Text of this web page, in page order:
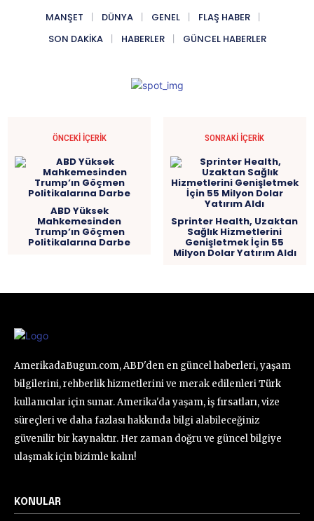
MANŞET DÜNYA GENEL
FLAŞ HABER
SON DAKIKA
HABERLER GÜNCEL HABERLER
ÖNCEKI İÇERIK
ABD Yüksek
Mahkemesinden
Trump’ın Göçmen
Politikalarına Darbe
SONRAKI İÇERIK
Sprinter Health, Uzaktan
Sağlık Hizmetlerini
Genişletmek İçin 55
Milyon Dolar Yatırım Aldı
AmerikadaBugun.com, ABD'den en güncel haberleri, yaşam
bilgilerini, rehberlik hizmetlerini ve merak edilenleri Türk
kullanıcılar için sunar. Amerika'da yaşam, iş fırsatları, vize
süreçleri ve daha fazlası hakkında bilgi alabileceğiniz
güvenilir bir kaynaktır. Her zaman doğru ve güncel bilgiye
ulaşmak için bizimle kalın!
KONULAR